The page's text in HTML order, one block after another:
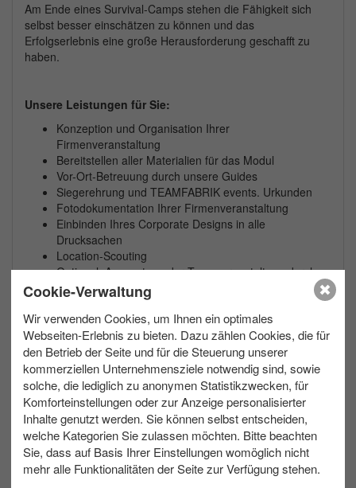
Am Ende eines Survival-Camps stehen die Fähigkeit sich
selbst besser einschätzen zu können und das
Erfolgserlebnis eine große Herausforderung geschafft zu
haben.
Unsere Leistungen für Sie:
Konzeption und Organisation Ihrer
Firmenveranstaltung
Bereitstellen aller Materialien für das Modul
Vor-Ort-Betreuung durch unsere Guides
Siegerehrung und TEAMFABRIK events. Urkunden
Fotodokumentation Ihrer Firmenveranstaltung
Einbinden Ihres Corporate Designs in alle
Drucksachen
Location-Scouting
Optional: Auswertung der Teamveranstaltung durch
eine professionelle Trainerin
Optional: Preise für Ihre Siegerehrung
Optional: Videodokumentation Ihres Teamevents
Zusätzliche Informationen:
Diese Veranstaltung ist auf Wunsch auch in Englisch,
Französisch und Spanisch verfügbar.
Gerne planen wir eine Schlechtwettervariante für Ihr
Teamevent.
Cookie-Verwaltung
Wir verwenden Cookies, um Ihnen ein optimales
Webseiten-Erlebnis zu bieten. Dazu zählen Cookies, die für
den Betrieb der Seite und für die Steuerung unserer
kommerziellen Unternehmensziele notwendig sind, sowie
solche, die lediglich zu anonymen Statistikzwecken, für
Komforteinstellungen oder zur Anzeige personalisierter
Inhalte genutzt werden. Sie können selbst entscheiden,
welche Kategorien Sie zulassen möchten. Bitte beachten
Sie, dass auf Basis Ihrer Einstellungen womöglich nicht
mehr alle Funktionalitäten der Seite zur Verfügung stehen.